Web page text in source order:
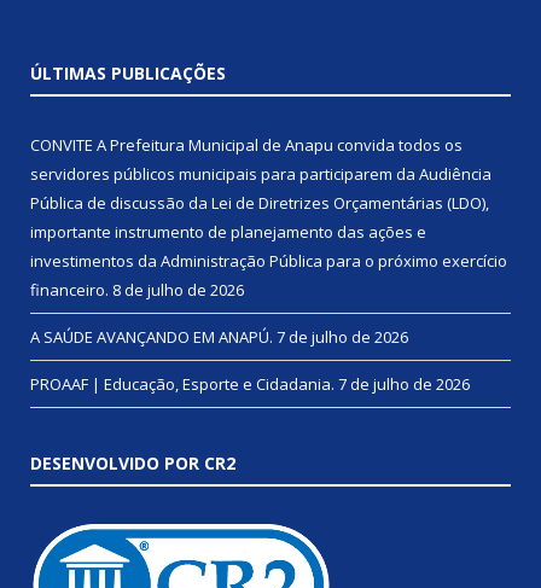
ÚLTIMAS PUBLICAÇÕES
CONVITE A Prefeitura Municipal de Anapu convida todos os
servidores públicos municipais para participarem da Audiência
Pública de discussão da Lei de Diretrizes Orçamentárias (LDO),
importante instrumento de planejamento das ações e
investimentos da Administração Pública para o próximo exercício
financeiro. 8 de julho de 2026
A SAÚDE AVANÇANDO EM ANAPÚ. 7 de julho de 2026
PROAAF | Educação, Esporte e Cidadania. 7 de julho de 2026
DESENVOLVIDO POR CR2